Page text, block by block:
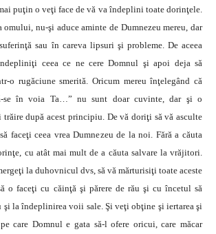
puţin o veţi face de vă va îndeplini toate dorinţele.
omului, nu-şi aduce aminte de Dumnezeu mereu, dar
sau în careva lipsuri şi probleme. De aceea
ceea ce ne cere Domnul şi apoi deja să
o rugăciune smerită. Oricum mereu înţelegând că
se în voia Ta…” nu sunt doar cuvinte, dar şi o
trăire după acest principiu. De vă doriţi să vă asculte
faceţi ceea vrea Dumnezeu de la noi. Fără a căuta
cu atât mai mult de a căuta salvare la vrăjitori.
la duhovnicul dvs, să vă mărturisiţi toate aceste
o faceţi cu căinţă şi părere de rău şi cu încetul să
şi la îndeplinirea voii sale. Şi veţi obţine şi iertarea şi
care Domnul e gata să-l ofere oricui, care măcar